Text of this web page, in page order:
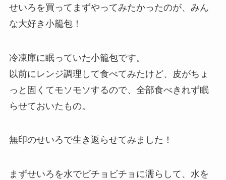
せいろを買ってまずやってみたかったのが、みん
な大好き小籠包！
冷凍庫に眠っていた小籠包です。
以前にレンジ調理して食べてみたけど、皮がちょ
っと固くてモソモソするので、全部食べきれず眠
らせておいたもの。
無印のせいろで生き返らせてみました！
まずせいろを水でビチョビチョに濡らして、水を